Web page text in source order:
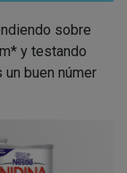
sobre
y testando
buen númer